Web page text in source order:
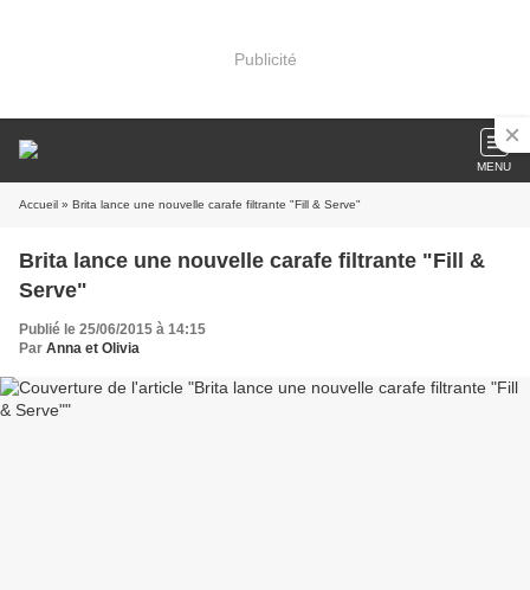
Publicité
MENU
Accueil » Brita lance une nouvelle carafe filtrante "Fill & Serve"
Brita lance une nouvelle carafe filtrante "Fill &
Serve"
Publié le 25/06/2015 à 14:15
Par Anna et Olivia